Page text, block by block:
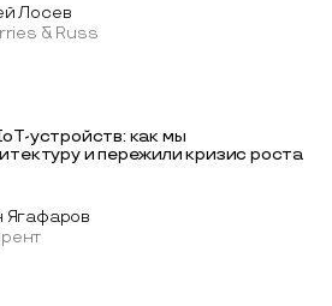
Лосев
& Russ
устройств: как мы
и пережили кризис роста
Ягафаров